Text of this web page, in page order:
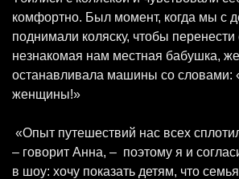
комфортно. Был момент, когда мы с
поднимали коляску, чтобы перенести
незнакомая нам местная бабушка,
останавливала машины со словами:
женщины!»
«Опыт путешествий нас всех
– говорит Анна, – поэтому я и
в шоу: хочу показать детям, что